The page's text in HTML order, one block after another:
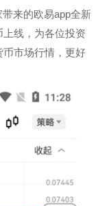
来的欧易app全新
线，为各位投资
市场行情，更好